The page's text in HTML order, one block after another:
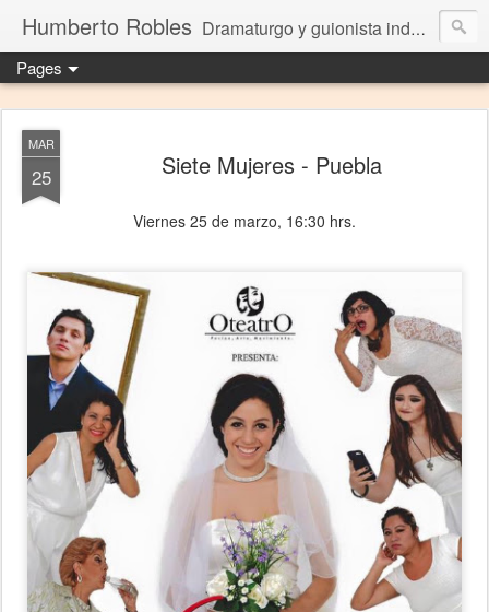
Humberto Robles Dramaturgo y guionista independiente
Pages
MAR
25 Siete Mujeres - Puebla
Viernes 25 de marzo, 16:30 hrs.